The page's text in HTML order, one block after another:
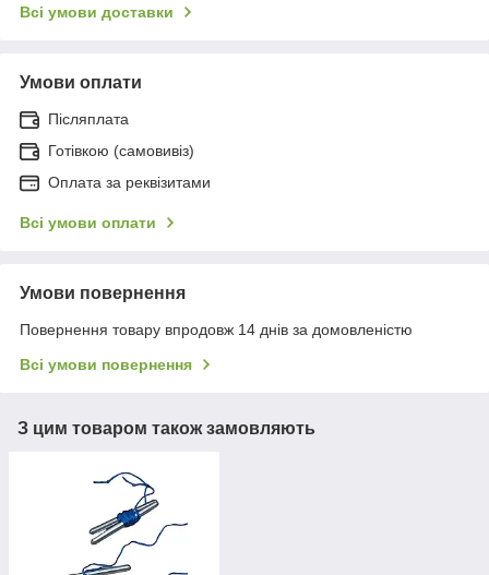
Всі умови доставки
Умови оплати
Післяплата
Готівкою (самовивіз)
Оплата за реквізитами
Всі умови оплати
Умови повернення
Повернення товару впродовж 14 днів за домовленістю
Всі умови повернення
З цим товаром також замовляють